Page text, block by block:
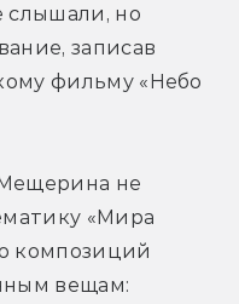
слышали, но
записав
фильму «Небо
не
«Мира
композиций
вещам: